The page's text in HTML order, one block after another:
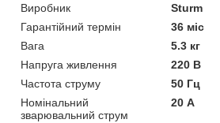
Виробник
Sturm
Гарантійний термін
36 міс
Вага
5.3 кг
Напруга живлення
220 В
Частота струму
50 Гц
Номінальний
зварювальний струм
20 А